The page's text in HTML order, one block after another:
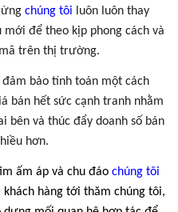
chúng tôi luôn luôn thay
để theo kịp phong cách và
trên thị trường.
đảm bảo tính toán một cách
bán hết sức cạnh tranh nhằm
bên và thúc đẩy doanh số bán
hơn.
ấm áp và chu đáo chúng tôi
hàng tới thăm chúng tôi,